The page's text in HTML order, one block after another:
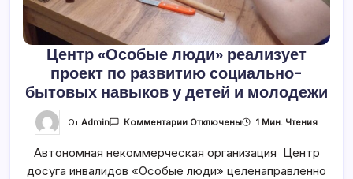
Центр «Особые люди» реализует
проект по развитию социально-
бытовых навыков у детей и молодежи
ОтAdmin КомментарииК
«Особые
Люди»
Реализует
Отключены 1 Мин. Чтения
Автономная некоммерческая организация Центр
досуга инвалидов «Особые люди» целенаправленно